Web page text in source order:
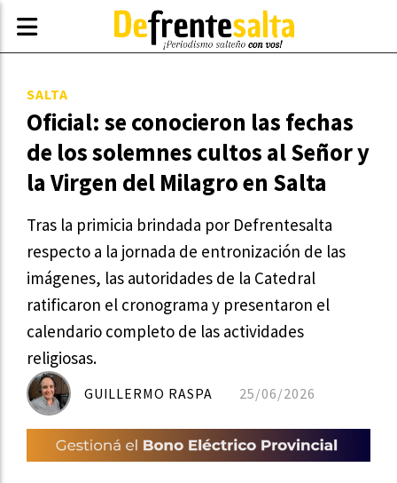
Oficial: se conocieron las fechas
de los solemnes cultos al Señor y
la Virgen del Milagro en Salta
Tras la primicia brindada por Defrentesalta
respecto a la jornada de entronización de las
imágenes, las autoridades de la Catedral
ratificaron el cronograma y presentaron el
calendario completo de las actividades
religiosas.
SALTA
25/06/2026
GUILLERMO RASPA